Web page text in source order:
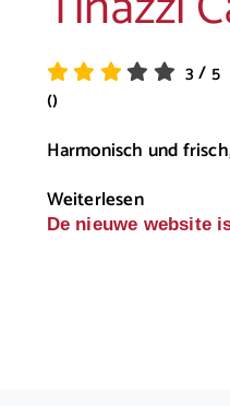
3/5
()
Harmonisch und
Weiterlesen
De nieuwe website